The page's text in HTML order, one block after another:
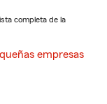
completa de la
empresas